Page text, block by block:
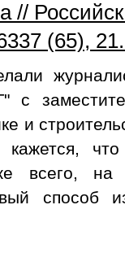
//
(65),
с
и
всего,
способ